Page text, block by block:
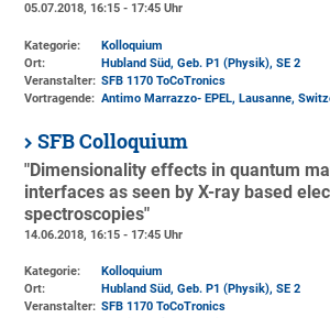
05.07.2018, 16:15 - 17:45 Uhr
Kategorie:
Kolloquium
Ort:
Hubland Süd, Geb. P1 (Physik), SE 2
Veranstalter: SFB 1170 ToCoTronics
Vortragende: Antimo Marrazzo- EPEL, Lausanne,
SFB Colloquium
"Dimensionality effects in quantum
interfaces as seen by X-ray based
spectroscopies"
14.06.2018, 16:15 - 17:45 Uhr
Kategorie:
Kolloquium
Ort:
Hubland Süd, Geb. P1 (Physik), SE 2
Veranstalter: SFB 1170 ToCoTronics